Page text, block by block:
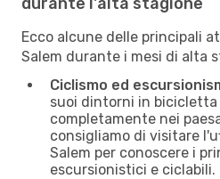
Ecco alcune delle principali
Salem durante i mesi di alta
Ciclismo ed
suoi dintorni in bicicletta
completamente nei
consigliamo di visitare
Salem per conoscere i
escursionistici e ciclabili.